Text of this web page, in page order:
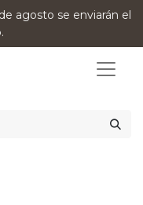
agosto se enviarán el